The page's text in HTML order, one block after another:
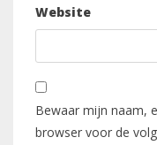
Website
Bewaar mijn naam,
browser voor de